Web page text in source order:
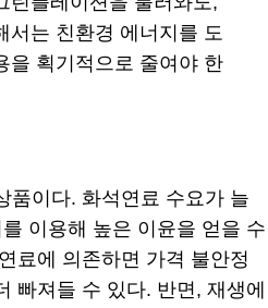
서는 친환경 에너지를 도
을 획기적으로 줄여야 한
품이다. 화석연료 수요가 늘
이용해 높은 이윤을 얻을 수
료에 의존하면 가격 불안정
빠져들 수 있다. 반면, 재생에